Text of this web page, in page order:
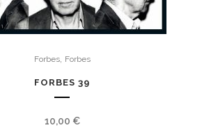
Forbes, Forbes
FORBES 39
10,00 €